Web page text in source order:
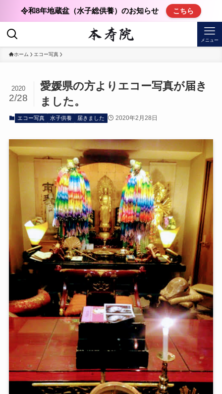
令和8年地蔵盆（水子総供養）のお知らせ こちら
メニュー
ホーム エコー写真
愛媛県の方よりエコー写真が届き
ました。
2020
2/28
エコー写真 水子供養 届きました 2020年2月28日